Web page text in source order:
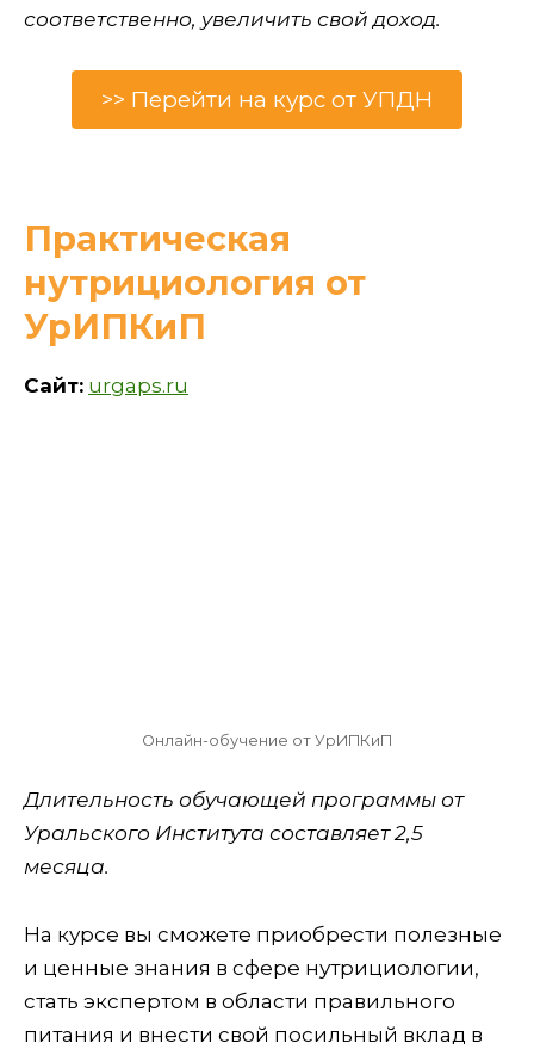
соответственно, увеличить свой доход.
>> Перейти на курс от УПДН
Практическая
нутрициология от
УрИПКиП
Сайт: urgaps.ru
Онлайн-обучение от УрИПКиП
Длительность обучающей программы от
Уральского Института составляет 2,5
месяца.
На курсе вы сможете приобрести полезные
и ценные знания в сфере нутрициологии,
стать экспертом в области правильного
питания и внести свой посильный вклад в